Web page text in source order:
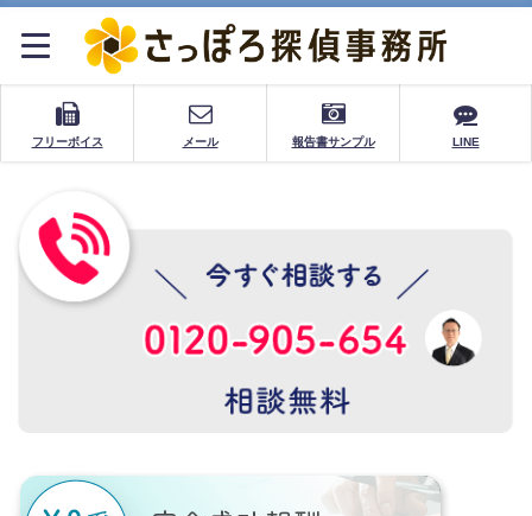
フリーボイス メール 報告書サンプル LINE